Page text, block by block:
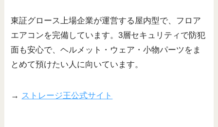
東証グロース上場企業が運営する屋内型で、フロア
エアコンを完備しています。3層セキュリティで防犯
面も安心で、ヘルメット・ウェア・小物パーツをま
とめて預けたい人に向いています。
→ ストレージ王公式サイト